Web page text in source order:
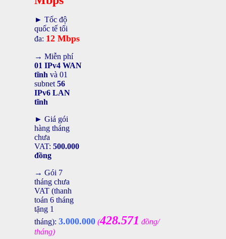
► Tốc độ
quốc tế tối
đa: 12 Mbps
→ Miễn phí
01 IPv4 WAN
tĩnh và 01
subnet 56
IPv6 LAN
tĩnh
► Giá gói
hàng tháng
chưa
VAT: 500.000
đồng
→ Gói 7
tháng chưa
VAT (thanh
toán 6 tháng
tặng 1
tháng): 3.000.000 (428.571 đồng/
tháng)